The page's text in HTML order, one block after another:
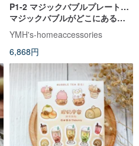
P1-2 マジックバブルプレート…
マジックバブルがどこにあるか
探せ!!
YMH's-homeaccessories
6,868円